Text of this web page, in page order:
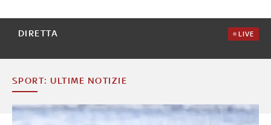
DIRETTA LIVE
SPORT: ULTIME NOTIZIE